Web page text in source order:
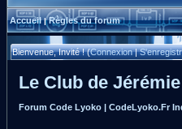
Accueil|Règles du forum
Bienvenue, Invité ! (Connexion|
Le Club de Jérémie
Forum Code Lyoko | CodeLyoko.Fr